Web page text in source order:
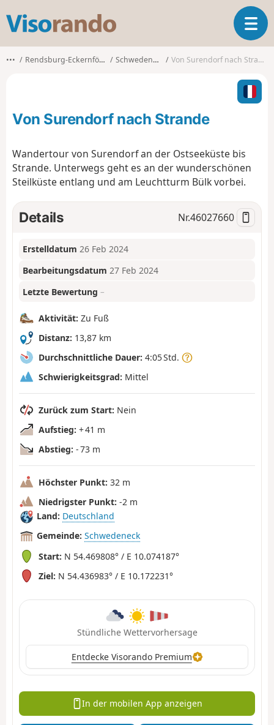
s
o
o
T
o
l
n
a
o
n
••• Rendsburg-Eckernförde Schwedeneck Von Surendorf nach Strande
Von Surendorf nach Strande
Wandertour von Surendorf an der Ostseeküste bis
Strande. Unterwegs geht es an der wunderschönen
Steilküste entlang und am Leuchtturm Bülk vorbei.
Details Nr.46027660
Erstelldatum 26 Feb 2024
Bearbeitungsdatum 27 Feb 2024
Letzte Bewertung –
Aktivität: Zu Fuß
Distanz: 13,87 km
Durchschnittliche Dauer: 4:05 Std.
Schwierigkeitsgrad: Mittel
Zurück zum Start: Nein
Aufstieg: + 41 m
Abstieg: - 73 m
Höchster Punkt: 32 m
Niedrigster Punkt: -2 m
Land: Deutschland
Gemeinde: Schwedeneck
Start: N 54.469808° / E 10.074187°
Ziel: N 54.436983° / E 10.172231°
Stündliche Wettervorhersage
Entdecke Visorando Premium
In der mobilen App anzeigen